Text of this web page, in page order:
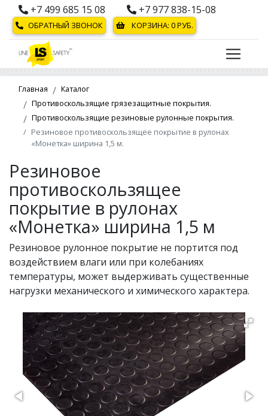
+7 499 685 15 08 +7 977 838-15-08
ОБРАТНЫЙ ЗВОНОК КОРЗИНА: 0РУБ.
Главная
Каталог
Противоскользящие грязезащитные покрытия.
Противоскользящие резиновые рулонные покрытия.
Резиновое противоскользящее покрытие в рулонах
«Монетка» ширина 1,5 м.
Резиновое
противоскользящее
покрытие в рулонах
«Монетка» ширина 1,5 м
Резиновое рулонное покрытие не портится под
воздействием влаги или при колебаниях
температуры, может выдерживать существенные
нагрузки механического и химического характера.